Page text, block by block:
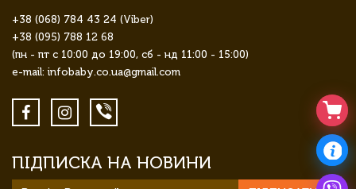
+38 (068) 784 43 24 (Viber)
+38 (095) 788 12 68
(пн - пт с 10:00 до 19:00, сб - нд 11:00 - 15:00)
e-mail: infobaby.co.ua@gmail.com
ПІДПИСКА НА НОВИНИ